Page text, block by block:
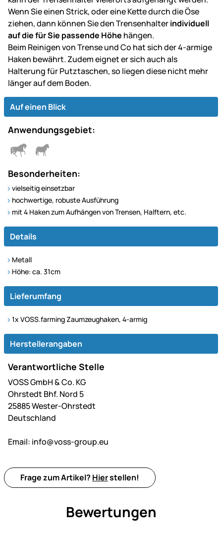
Wenn Sie einen Strick, oder eine Kette durch die Öse
ziehen, dann können Sie den Trensenhalterindividuell
auf die für Sie passende Höhe hängen.
Beim Reinigen von Trense und Co hat sich der 4-armige
Haken bewährt. Zudem eignet er sich auch als
Halterung für Putztaschen, so liegen diese nicht mehr
länger auf dem Boden.
Auf einen Blick
Anwendungsgebiet:
Besonderheiten:
vielseitig einsetzbar
hochwertige, robuste Ausführung
mit 4 Haken zum Aufhängen von Trensen, Halftern, etc.
Details
Metall
Höhe: ca. 31cm
Lieferumfang
1x VOSS.farming Zaumzeughaken, 4-armig
Herstellerangaben
Verantwortliche Stelle
VOSS GmbH & Co. KG
Ohrstedt Bhf. Nord 5
25885 Wester-Ohrstedt
Deutschland
Email: info@voss-group.eu
Frage zum Artikel? Hierstellen!
Bewertungen